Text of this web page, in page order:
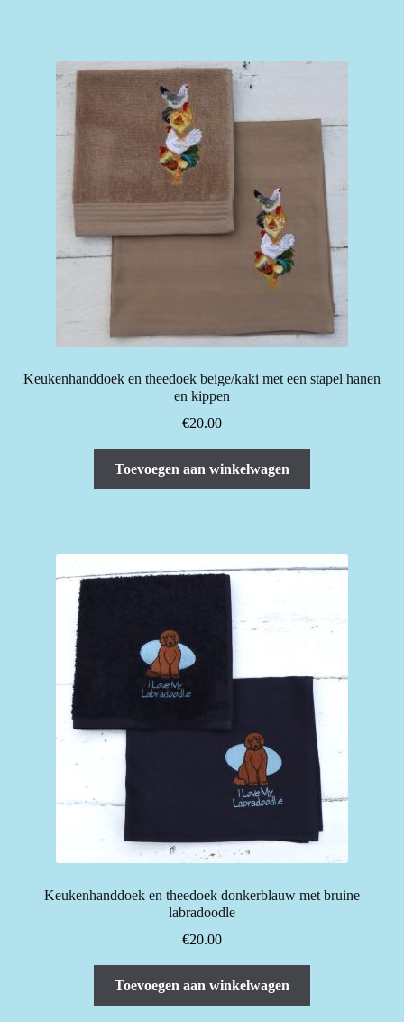
Keukenhanddoek en theedoek beige/kaki met een stapel hanen
en kippen
€20.00
Toevoegen aan winkelwagen
Keukenhanddoek en theedoek donkerblauw met bruine
labradoodle
€20.00
Toevoegen aan winkelwagen